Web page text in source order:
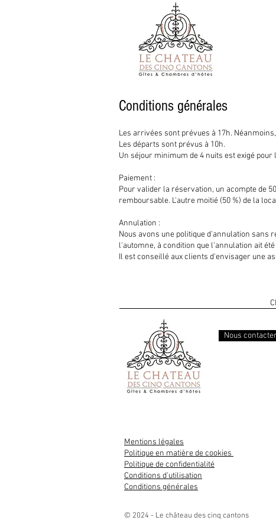
Conditions générales
Les arrivées sont prévues à 17h.
Les départs sont prévus à 10h.
Un séjour minimum de 4 nuits est exigé pour
Paiement :
Pour valider la réservation, un acompte de
remboursable. L'autre moitié (50 %) de la
Annulation :
Nous avons une politique d'annulation
l'automne, à condition que l'annulation ait
Il est conseillé aux clients d'envisager une
Nous contacter
Mentions légales
Politique en matière de cookies
Politique de confidentialité
Conditions d'utilisation
Conditions générales
© 2024 - Le château des cinq cantons